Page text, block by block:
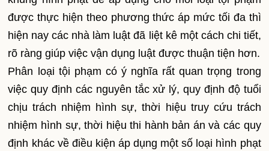
được thực hiện theo phương thức áp mức tối đa thì
hiện nay các nhà làm luật đã liệt kê một cách chi tiết,
rõ ràng giúp việc vận dụng luật được thuận tiện hơn.
Phân loại tội phạm có ý nghĩa rất quan trọng trong
việc quy định các nguyên tắc xử lý, quy định độ tuổi
chịu trách nhiệm hình sự, thời hiệu truy cứu trách
nhiệm hình sự, thời hiệu thi hành bản án và các quy
định khác về điều kiện áp dụng một số loại hình phạt